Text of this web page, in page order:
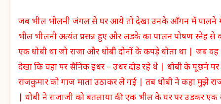
जब भील भीलनी जंगल से घर आये तो देखा उनके आँगन में पालने
भील भीलनी अत्यंत प्रसन्न हुए और लडके का पालन पोषण स्नेह
एक धोबी था जो राजा और धोबी दोनों के कपड़े धोता था | जब
देखा कि वहां पर सैनिक इधर – उधर दोड रहे थे | धोबी के पूछने
राजकुमार को गाज माता उठाकर ले गई | तब धोबी ने कहा मुझे
| धोबी ने राजाजी को बतलाया की एक भील के घर पर उडकर